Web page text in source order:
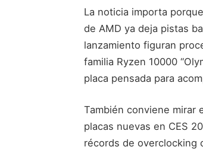
La noticia importa
de AMD ya deja pistas
lanzamiento figuran
familia Ryzen 10000
placa pensada para
También conviene mirar
placas nuevas en CES
récords de overclocking